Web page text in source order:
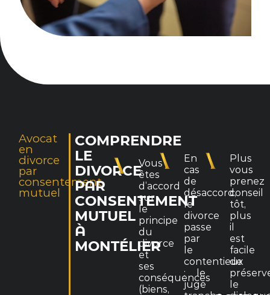
Avocat
en
divorce
par
consentement
mutuel
COMPRENDRE
LE
DIVORCE
PAR
CONSENTEMENT
MUTUEL
À
MONTÉLIER
Vous
êtes
d’accord
sur
le
principe
du
divorce
et
ses
conséquences
(biens,
En
cas
de
désaccord,
le
divorce
passe
par
le
contentieux
: le
juge
Plus
vous
prenez
conseil
tôt,
plus
il
est
facile
de
le